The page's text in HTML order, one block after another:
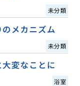
未分類
メカニズム
未分類
変なことに
浴室